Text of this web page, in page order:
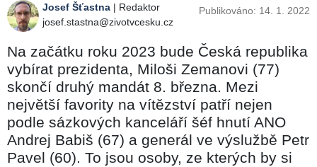
Josef Šťastna | Redaktor
josef.stastna@zivotvcesku.cz
Publikováno: 14. 1. 2022
Na začátku roku 2023 bude Česká republika
vybírat prezidenta, Miloši Zemanovi (77)
skončí druhý mandát 8. března. Mezi
největší favority na vítězství patří nejen
podle sázkových kanceláří šéf hnutí ANO
Andrej Babiš (67) a generál ve výslužbě Petr
Pavel (60). To jsou osoby, ze kterých by si